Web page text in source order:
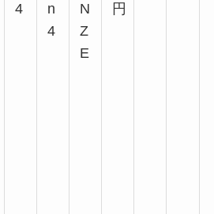
4
n
4
N
Z
E
円